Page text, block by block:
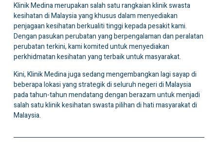
Klinik Medina merupakan salah satu rangkaian klinik swasta
kesihatan di Malaysia yang khusus dalam menyediakan
penjagaan kesihatan berkualiti tinggi kepada pesakit kami.
Dengan pasukan perubatan yang berpengalaman dan peralatan
perubatan terkini, kami komited untuk menyediakan
perkhidmatan kesihatan yang terbaik untuk masyarakat.
Kini, Klinik Medina juga sedang mengembangkan lagi sayap di
beberapa lokasi yang strategik di seluruh negeri di Malaysia
pada tahun-tahun mendatang dengan berazam untuk menjadi
salah satu klinik kesihatan swasta pilihan di hati masyarakat di
Malaysia.